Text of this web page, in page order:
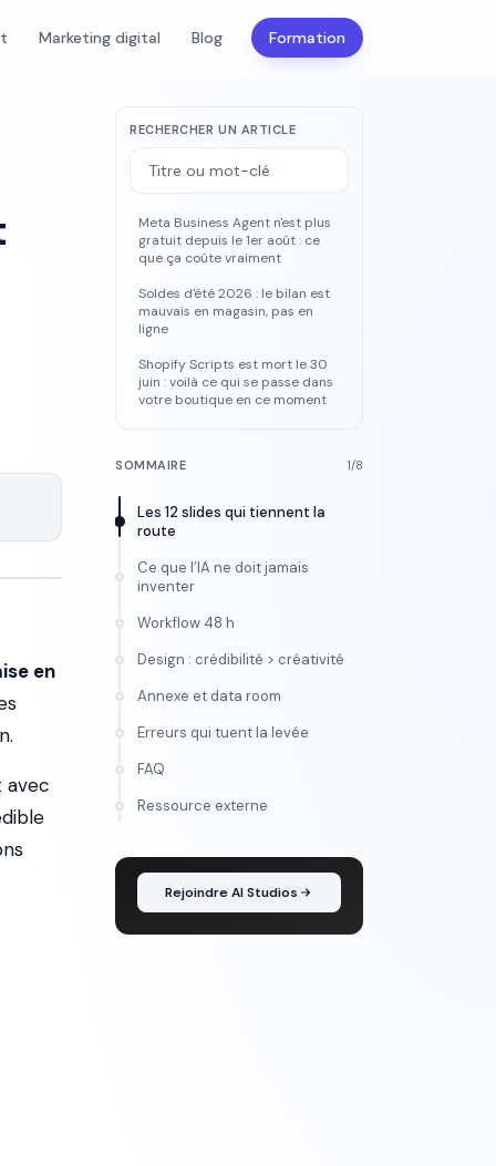
Marketing digital Blog Formation
en
avec
RECHERCHER UN ARTICLE
Meta Business Agent n'est plus
gratuit depuis le 1er août : ce
que ça coûte vraiment
Soldes d'été 2026 : le bilan est
mauvais en magasin, pas en
ligne
Shopify Scripts est mort le 30
juin : voilà ce qui se passe dans
votre boutique en ce moment
SOMMAIRE 1/8
Les 12 slides qui tiennent la
route
Ce que l’IA ne doit jamais
inventer
Workflow 48 h
Design : crédibilité > créativité
Annexe et data room
Erreurs qui tuent la levée
FAQ
Ressource externe
Rejoindre AI Studios